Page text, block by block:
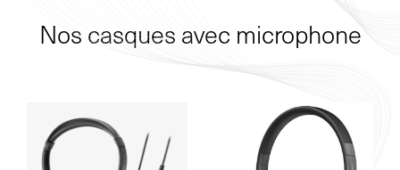
Nos casques avec microphone